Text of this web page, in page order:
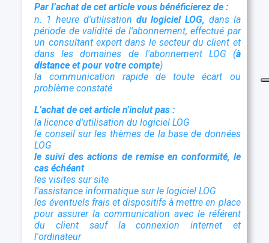
Par l’achat de cet article vous bénéficierez de :
n. 1 heure d'utilisation du logiciel LOG, dans la
période de validité de l'abonnement, effectué par
un consultant expert dans le secteur du client et
dans les domaines de l'abonnement LOG (à
distance et pour votre compte)
la communication rapide de toute écart ou
problème constaté
L’achat de cet article n'inclut pas :
la licence d'utilisation du logiciel LOG
le conseil sur les thèmes de la base de données
LOG
le suivi des actions de remise en conformité, le
cas échéant
les visites sur site
l'assistance informatique sur le logiciel LOG
les éventuels frais et dispositifs à mettre en place
pour assurer la communication avec le référent
du client sauf la connexion internet et
l'ordinateur